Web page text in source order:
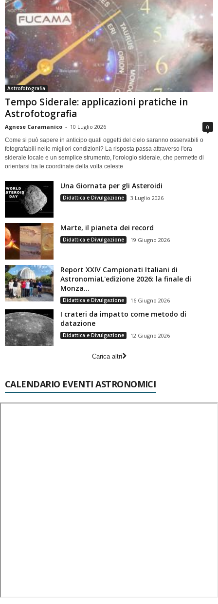
Astrofotografia
Tempo Siderale: applicazioni pratiche in
Astrofotografia
Agnese Caramanico - 10 Luglio 2026 0
Come si può sapere in anticipo quali oggetti del cielo saranno osservabili o
fotografabili nelle migliori condizioni? La risposta passa attraverso l'ora
siderale locale e un semplice strumento, l'orologio siderale, che permette di
orientarsi tra le coordinate della volta celeste
Una Giornata per gli Asteroidi
Didattica e Divulgazione 3 Luglio 2026
Marte, il pianeta dei record
Didattica e Divulgazione 19 Giugno 2026
Report XXIV Campionati Italiani di
AstronomiaL'edizione 2026: la finale di
Monza...
Didattica e Divulgazione 16 Giugno 2026
I crateri da impatto come metodo di
datazione
Didattica e Divulgazione 12 Giugno 2026
Carica altri
CALENDARIO EVENTI ASTRONOMICI